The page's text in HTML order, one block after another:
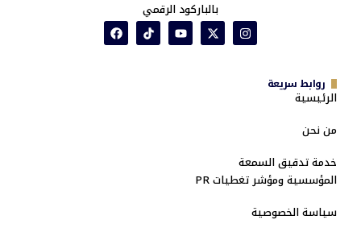
بالباركود الرقمي
روابط سريعة
الرئيسية
من نحن
خدمة تدقيق السمعة
المؤسسية ومؤشر تغطيات PR
سياسة الخصوصية